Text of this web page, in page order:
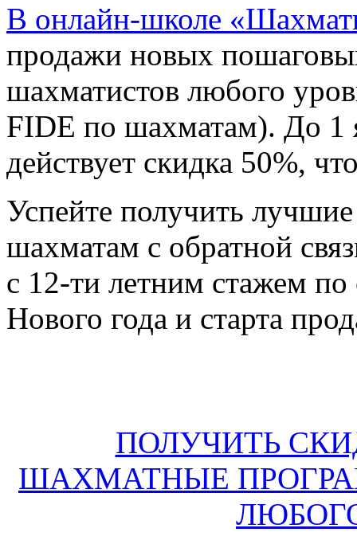
В онлайн-школе
продажи новых
шахматистов любого
FIDE по шахматам). До 1
действует скидка 50%,
Успейте получить
шахматам с обратной
с 12-ти летним стажем
Нового года и старта
ПОЛУЧИТЬ
ШАХМАТНЫЕ